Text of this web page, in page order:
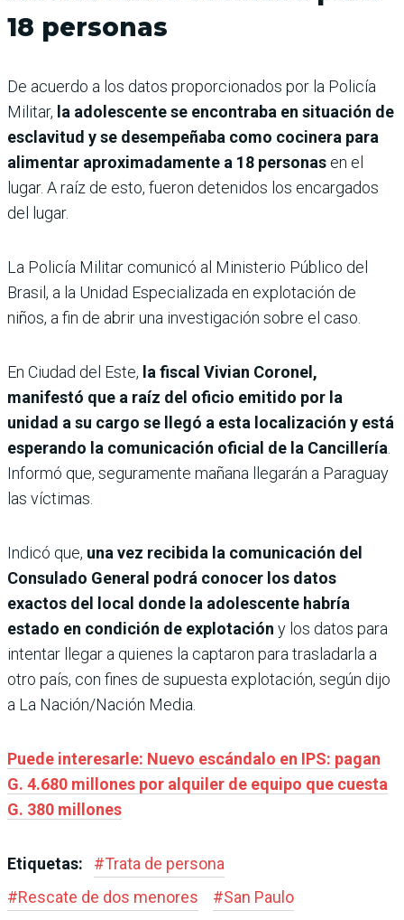
18 personas
De acuerdo a los datos proporcionados por la Policía
Militar, la adolescente se encontraba en situación de
esclavitud y se desempeñaba como cocinera para
alimentar aproximadamente a 18 personas en el
lugar. A raíz de esto, fueron detenidos los encargados
del lugar.
La Policía Militar comunicó al Ministerio Público del
Brasil, a la Unidad Especializada en explotación de
niños, a fin de abrir una investigación sobre el caso.
En Ciudad del Este, la fiscal Vivian Coronel,
manifestó que a raíz del oficio emitido por la
unidad a su cargo se llegó a esta localización y está
esperando la comunicación oficial de la Cancillería.
Informó que, seguramente mañana llegarán a Paraguay
las víctimas.
Indicó que, una vez recibida la comunicación del
Consulado General podrá conocer los datos
exactos del local donde la adolescente habría
estado en condición de explotación y los datos para
intentar llegar a quienes la captaron para trasladarla a
otro país, con fines de supuesta explotación, según dijo
a La Nación/Nación Media.
Puede interesarle: Nuevo escándalo en IPS: pagan
G. 4.680 millones por alquiler de equipo que cuesta
G. 380 millones
Etiquetas: #Trata de persona
#Rescate de dos menores #San Paulo